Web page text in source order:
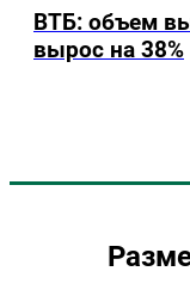
ВТБ: объем
вырос на 38%